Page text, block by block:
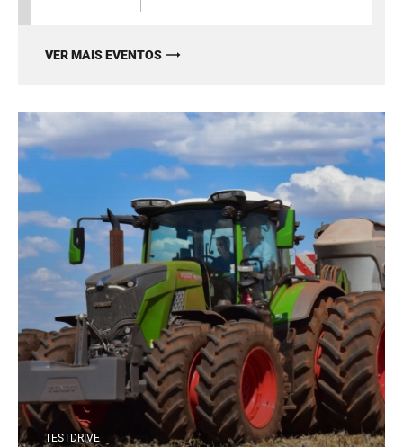
VER MAIS EVENTOS
TESTDRIVE